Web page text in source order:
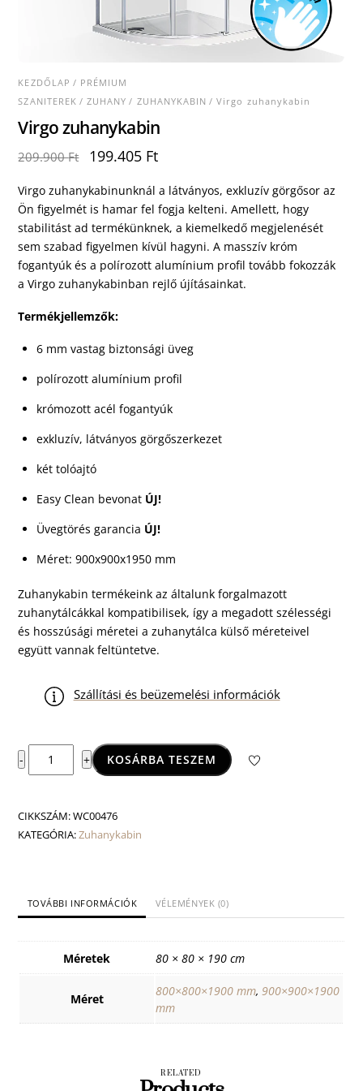
KEZDŐLAP / PRÉMIUM
SZANITEREK /ZUHANY / ZUHANYKABIN / Virgo zuhanykabin
Virgo zuhanykabin
209.900Ft
Original
was:
209.900 Ft.
199.405 FtCurrent
is:
199.405 Ft.
Virgo zuhanykabinunknál a látványos, exkluzív görgősor az
Ön figyelmét is hamar fel fogja kelteni. Amellett, hogy
stabilitást ad termékünknek, a kiemelkedő megjelenését
sem szabad figyelmen kívül hagyni. A masszív króm
fogantyúk és a polírozott alumínium profil tovább fokozzák
a Virgo zuhanykabinban rejlő újításainkat.
Termékjellemzők:
6 mm vastag biztonsági üveg
polírozott alumínium profil
krómozott acél fogantyúk
exkluzív, látványos görgőszerkezet
két tolóajtó
Easy Clean bevonat ÚJ!
Üvegtörés garancia ÚJ!
Méret: 900x900x1950 mm
Zuhanykabin termékeink az általunk forgalmazott
zuhanytálcákkal kompatibilisek, így a megadott szélességi
és hosszúsági méretei a zuhanytálca külső méreteivel
együtt vannak feltüntetve.
Szállítási és beüzemelési információk
-
Virgo
zuhanykabin
+ KOSÁRBA TESZEM
CIKKSZÁM:WC00476
KATEGÓRIA:Zuhanykabin
TOVÁBBI INFORMÁCIÓK VÉLEMÉNYEK (0)
Méretek 80 × 80 × 190 cm
Méret
800×800×1900 mm,900×900×1900
mm
RELATED